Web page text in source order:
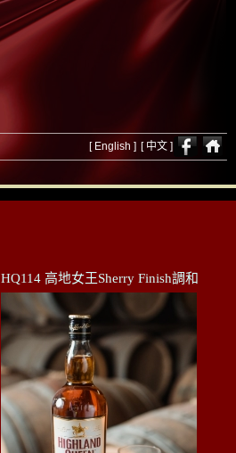
[ English ] [ 中文 ]
HQ114 高地女王Sherry Finish調和